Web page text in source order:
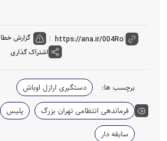
گزارش خطا
اشتراک گذاری
برچسب ها:
دستگیری ارازل اوباش
فرماندهی انتظامی تهران بزرگ
پلیس
سابقه دار